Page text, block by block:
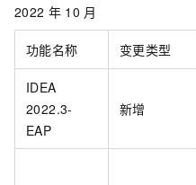
2022 年 10 月
功能名称 变更类型
IDEA
2022.3-
EAP
新增